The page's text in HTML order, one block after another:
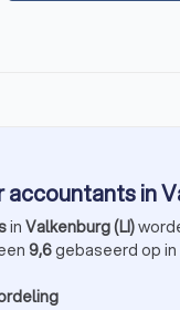
accountants in
in Valkenburg (LI)
9,6gebaseerd op